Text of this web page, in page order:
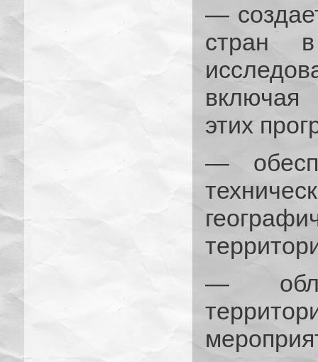
—
стран в
включая
этих
—
—